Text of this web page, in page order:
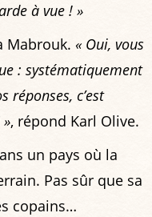
à vue ! »
Mabrouk. « Oui, vous
: systématiquement
réponses, c’est
, répond Karl Olive.
un pays où la
Pas sûr que sa
copains…